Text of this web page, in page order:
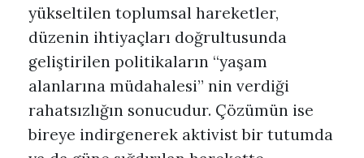
yükseltilen toplumsal hareketler,
düzenin ihtiyaçları doğrultusunda
geliştirilen politikaların “yaşam
alanlarına müdahalesi” nin verdiği
rahatsızlığın sonucudur. Çözümün ise
bireye indirgenerek aktivist bir tutumda